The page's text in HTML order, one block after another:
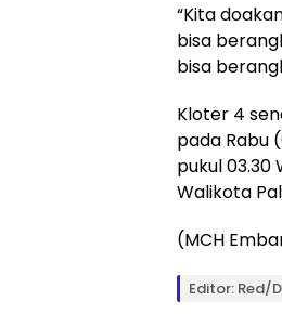
“Kita
bisa
bisa
Kloter 4
pada Rabu
pukul 03.30
Walikota
(MCH
Editor: Red/